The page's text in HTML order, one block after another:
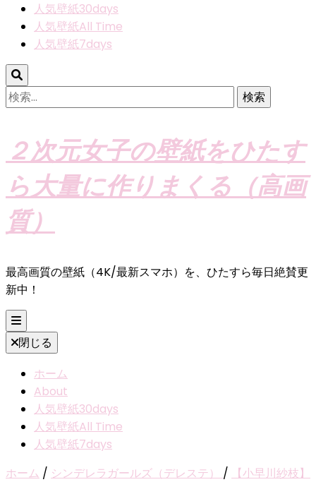
人気壁紙30days
人気壁紙All Time
人気壁紙7days
検
索:
２次元女子の壁紙をひたす
ら大量に作りまくる（高画
質）
最高画質の壁紙（4K/最新スマホ）を、ひたすら毎日絶賛更
新中！
閉じる
ホーム
About
人気壁紙30days
人気壁紙All Time
人気壁紙7days
ホーム / シンデレラガールズ（デレステ） /
【小早川紗枝】